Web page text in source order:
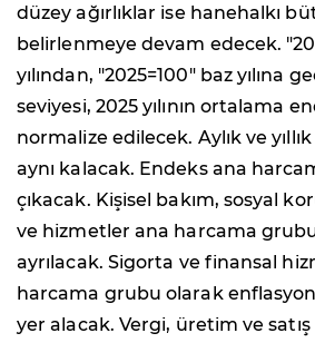
düzey ağırlıklar ise hanehalkı
belirlenmeye devam edecek.
yılından, "2025=100" baz yılına
seviyesi, 2025 yılının ortalama
normalize edilecek. Aylık ve
aynı kalacak. Endeks ana
çıkacak. Kişisel bakım, sosyal
ve hizmetler ana harcama
ayrılacak. Sigorta ve finansal
harcama grubu olarak
yer alacak. Vergi, üretim ve